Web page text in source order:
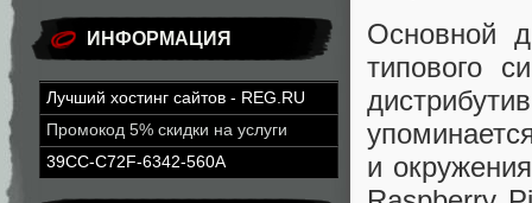
ИНФОРМАЦИЯ
Лучший хостинг сайтов - REG.RU
Промокод 5% скидки на услуги
39CC-C72F-6342-560A
Основной
типового
и